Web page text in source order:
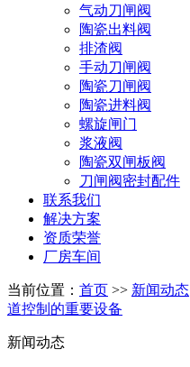
气动刀闸阀
陶瓷出料阀
排渣阀
手动刀闸阀
陶瓷刀闸阀
陶瓷进料阀
螺旋闸门
浆液阀
陶瓷双闸板阀
刀闸阀密封配件
联系我们
解决方案
资质荣誉
厂房车间
当前位置： 首页 >> 新闻动态
道控制的重要设备
新闻动态